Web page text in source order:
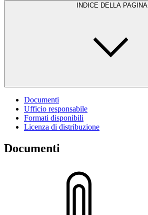
INDICE DELLA PAGINA
Documenti
Ufficio responsabile
Formati disponibili
Licenza di distribuzione
Documenti